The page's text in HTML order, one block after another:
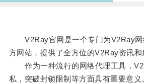
V2Ray官网是一个专门为V2Ray网
方网站，提供了全方位的V2Ray资讯和
作为一种流行的网络代理工具，
私，突破封锁限制等方面具有重要意义